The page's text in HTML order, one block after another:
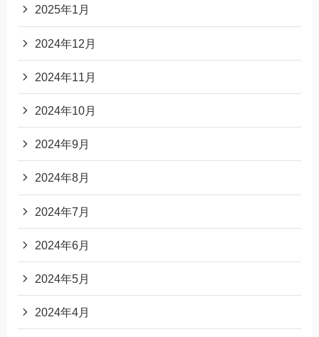
2025年1月
2024年12月
2024年11月
2024年10月
2024年9月
2024年8月
2024年7月
2024年6月
2024年5月
2024年4月